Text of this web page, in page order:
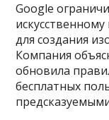
Google
для создания
Компания
обновила
бесплатных